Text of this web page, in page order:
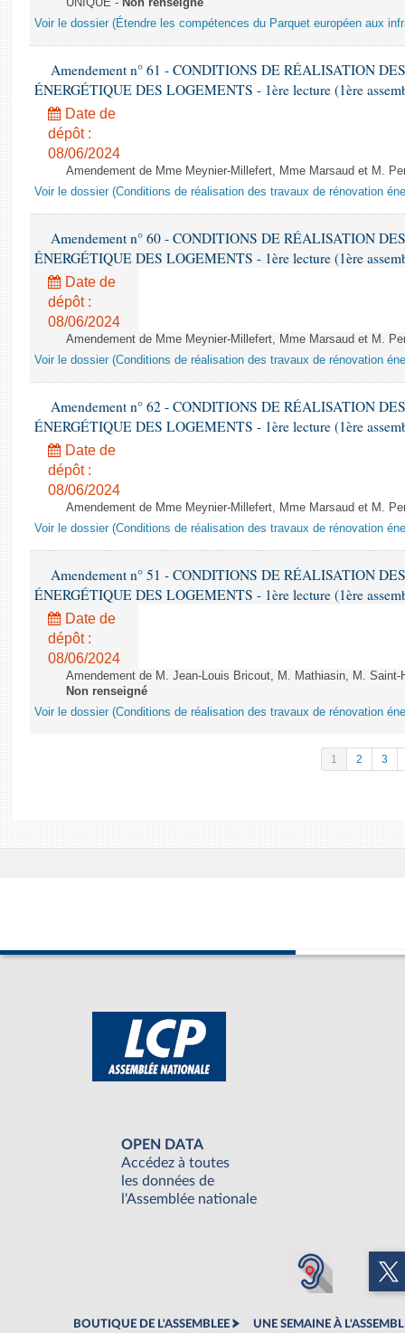
UNIQUE - Non renseigné
Voir le dossier (Étendre les compétences du Parquet européen aux
Amendement n° 61 - CONDITIONS DE RÉALISATION
ÉNERGÉTIQUE DES LOGEMENTS - 1ère lecture (1ère
Date de
dépôt :
08/06/2024
Amendement de Mme Meynier-Millefert, Mme Marsaud et M.
Voir le dossier (Conditions de réalisation des travaux de rénovation
Amendement n° 60 - CONDITIONS DE RÉALISATION
ÉNERGÉTIQUE DES LOGEMENTS - 1ère lecture (1ère
Date de
dépôt :
08/06/2024
Amendement de Mme Meynier-Millefert, Mme Marsaud et M.
Voir le dossier (Conditions de réalisation des travaux de rénovation
Amendement n° 62 - CONDITIONS DE RÉALISATION
ÉNERGÉTIQUE DES LOGEMENTS - 1ère lecture (1ère
Date de
dépôt :
08/06/2024
Amendement de Mme Meynier-Millefert, Mme Marsaud et M.
Voir le dossier (Conditions de réalisation des travaux de rénovation
Amendement n° 51 - CONDITIONS DE RÉALISATION
ÉNERGÉTIQUE DES LOGEMENTS - 1ère lecture (1ère
Date de
dépôt :
08/06/2024
Amendement de M. Jean-Louis Bricout, M. Mathiasin, M.
Non renseigné
Voir le dossier (Conditions de réalisation des travaux de rénovation
1 2 3
OPEN DATA
Accédez à toutes
les données de
l'Assemblée nationale
BOUTIQUE DE L'ASSEMBLEE UNE SEMAINE À